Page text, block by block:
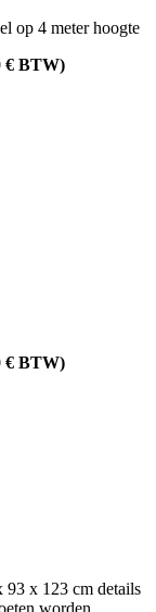
op 4 meter hoogte
€ BTW)
€ BTW)
x 123 cm details
worden